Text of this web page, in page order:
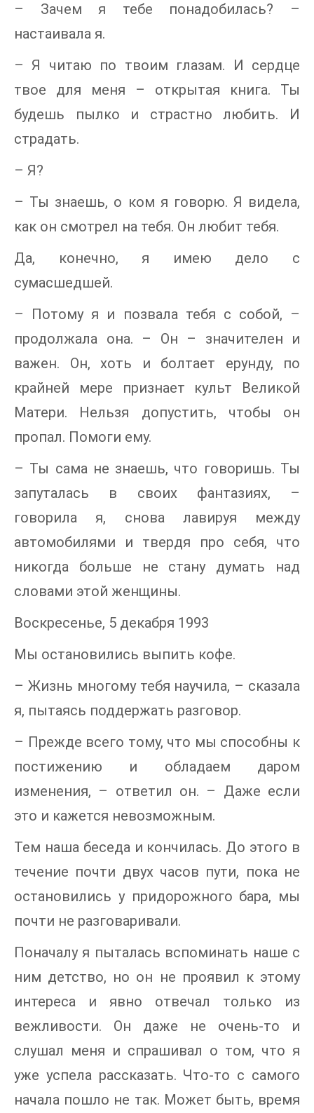
– Зачем я тебе понадобилась? –
настаивала я.
– Я читаю по твоим глазам. И сердце
твое для меня – открытая книга. Ты
будешь пылко и страстно любить. И
страдать.
– Я?
– Ты знаешь, о ком я говорю. Я видела,
как он смотрел на тебя. Он любит тебя.
Да, конечно, я имею дело с
сумасшедшей.
– Потому я и позвала тебя с собой, –
продолжала она. – Он – значителен и
важен. Он, хоть и болтает ерунду, по
крайней мере признает культ Великой
Матери. Нельзя допустить, чтобы он
пропал. Помоги ему.
– Ты сама не знаешь, что говоришь. Ты
запуталась в своих фантазиях, –
говорила я, снова лавируя между
автомобилями и твердя про себя, что
никогда больше не стану думать над
словами этой женщины.
Воскресенье, 5 декабря 1993
Мы остановились выпить кофе.
– Жизнь многому тебя научила, – сказала
я, пытаясь поддержать разговор.
– Прежде всего тому, что мы способны к
постижению и обладаем даром
изменения, – ответил он. – Даже если
это и кажется невозможным.
Тем наша беседа и кончилась. До этого в
течение почти двух часов пути, пока не
остановились у придорожного бара, мы
почти не разговаривали.
Поначалу я пыталась вспоминать наше с
ним детство, но он не проявил к этому
интереса и явно отвечал только из
вежливости. Он даже не очень-то и
слушал меня и спрашивал о том, что я
уже успела рассказать. Что-то с самого
начала пошло не так. Может быть, время